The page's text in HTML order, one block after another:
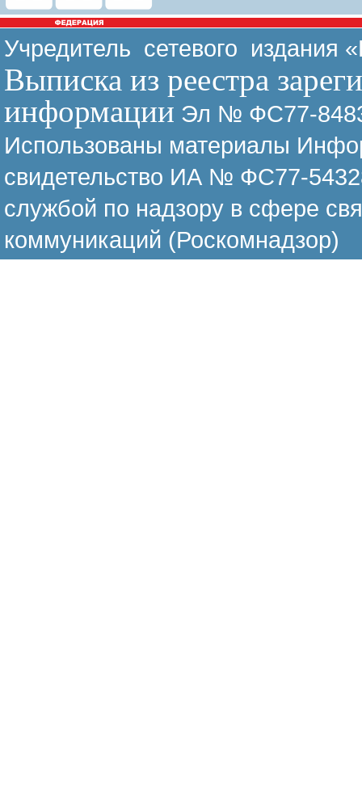
Учредитель сетевого издания
Выписка из реестра
информации Эл № ФС77-
Использованы материалы
свидетельство ИА № ФС77-
службой по надзору в сфере
коммуникаций (Роскомнадзор)